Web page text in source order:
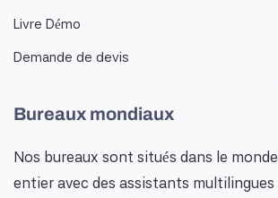
Livre Démo
Demande de devis
Bureaux mondiaux
Nos bureaux sont situés dans le monde
entier avec des assistants multilingues